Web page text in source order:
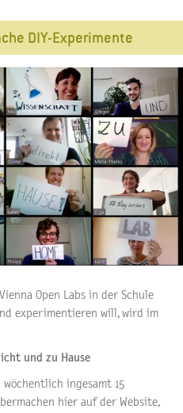
DIY-Experimente
Open Labs in der Schule
experimentieren will, wird im
und zu Hause
ingesamt 15
hier auf der Website,